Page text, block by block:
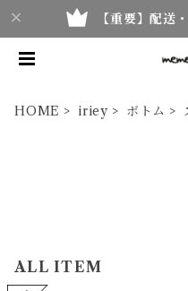
【重要】配送
HOME iriey ボトム
ALL ITEM